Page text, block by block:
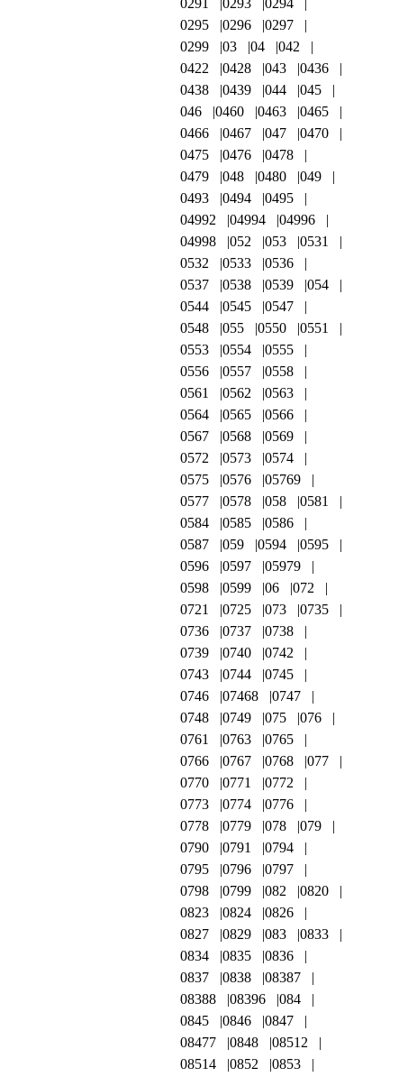
0291
0293
0294
0295
0296
0297
0299
03 04
042
0422
0428 043
0436
0438
0439 044
045
046
0460 0463
0465
0466
0467 047
0470
0475
0476
0478
0479
048 0480
049
0493
0494
0495
04992
04994
04996
04998
052 053
0531
0532
0533
0536
0537
0538 0539
054
0544
0545
0547
0548
055 0550
0551
0553
0554
0555
0556
0557
0558
0561
0562
0563
0564
0565
0566
0567
0568
0569
0572
0573
0574
0575
0576
05769
0577
0578 058
0581
0584
0585
0586
0587
059 0594
0595
0596
0597
05979
0598
0599 06
072
0721
0725 073
0735
0736
0737
0738
0739
0740
0742
0743
0744
0745
0746
07468
0747
0748
0749 075
076
0761
0763
0765
0766
0767 0768
077
0770
0771
0772
0773
0774
0776
0778
0779 078
079
0790
0791
0794
0795
0796
0797
0798
0799 082
0820
0823
0824
0826
0827
0829 083
0833
0834
0835
0836
0837
0838
08387
08388
08396
084
0845
0846
0847
08477
0848
08512
08514
0852
0853